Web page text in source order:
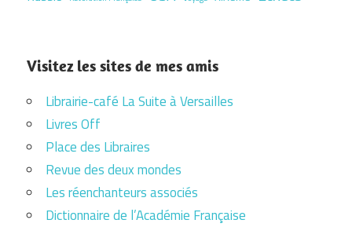
Visitez les sites de mes amis
Librairie-café La Suite à Versailles
Livres Off
Place des Libraires
Revue des deux mondes
Les réenchanteurs associés
Dictionnaire de l’Académie Française